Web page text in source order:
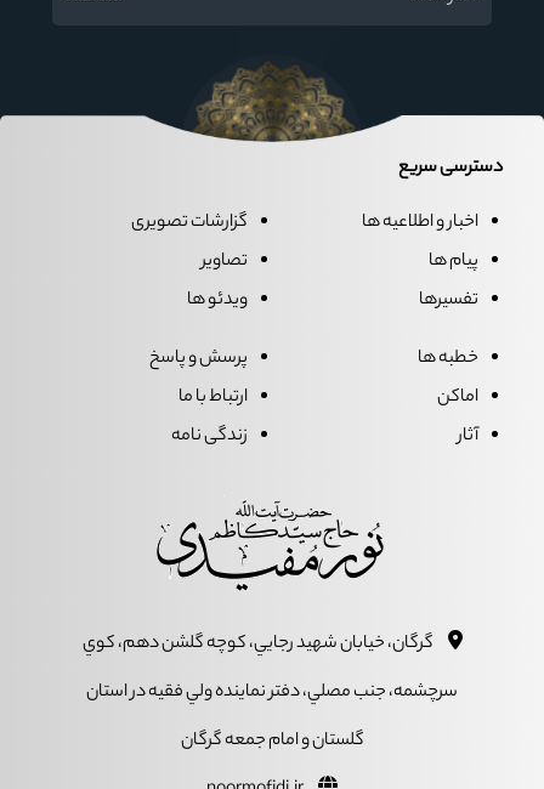
دسترسی سریع
اخبار و اطلاعیه ها
پیام ها
تفسیرها
گزارشات تصویری
تصاویر
ویدئو ها
خطبه ها
اماکن
آثار
پرسش و پاسخ
ارتباط با ما
زندگی نامه
گرگان، خيابان شهيد رجايي، کوچه گلشن دهم، کوي
سرچشمه، جنب مصلي، دفتر نماينده ولي فقيه در استان
گلستان و امام جمعه گرگان